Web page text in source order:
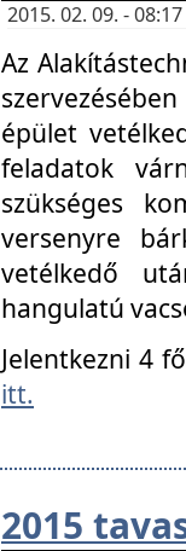
2015. 02. 09. -
Az
épület
feladatok
szükséges
versenyre
vetélkedő
hangulatú
Jelentkezni 4
itt.
2015